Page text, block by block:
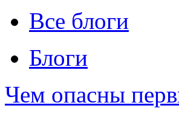
Все блоги
Блоги
Чем опасны